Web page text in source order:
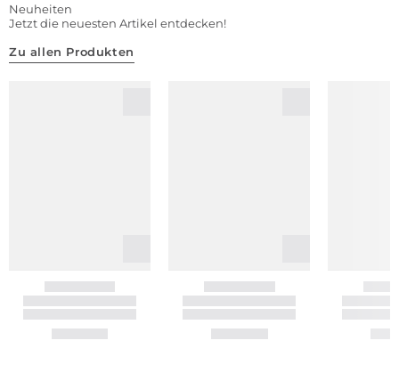
Neuheiten
Jetzt die neuesten Artikel entdecken!
Zu allen Produkten